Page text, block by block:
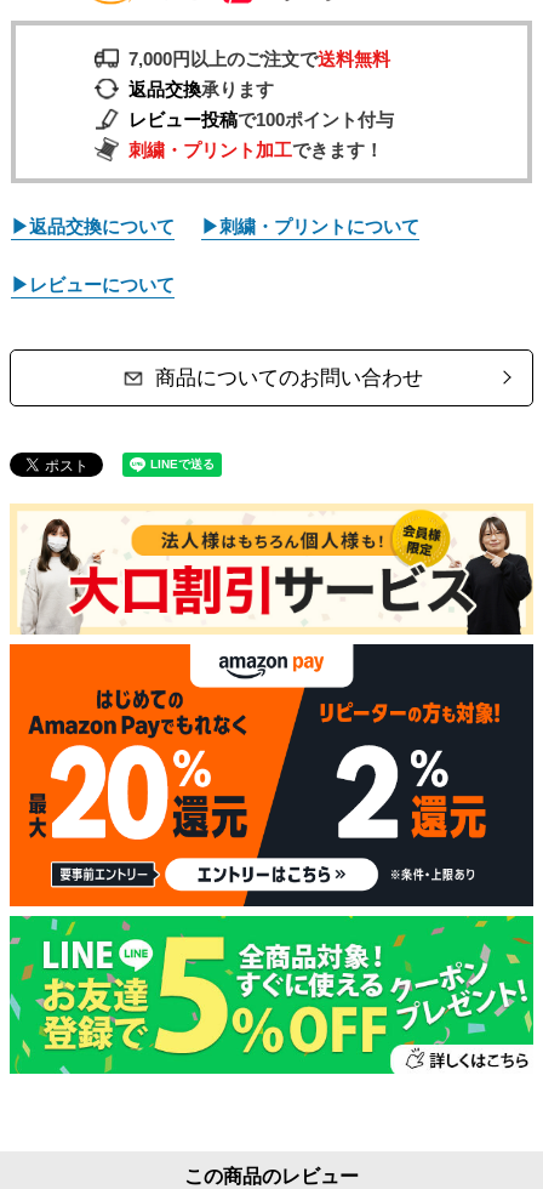
7,000円以上のご注文で送料無料
返品交換承ります
レビュー投稿で100ポイント付与
刺繍・プリント加工できます！
▶返品交換について ▶刺繍・プリントについて
▶レビューについて
商品についてのお問い合わせ
この商品のレビュー